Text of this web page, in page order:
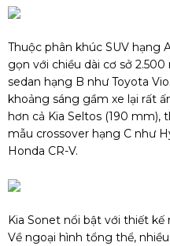
Thuộc phân khúc SUV hạng
gọn với chiều dài cơ sở
sedan hạng B như Toyota
khoảng sáng gầm xe lại rất
hơn cả Kia Seltos (190
mẫu crossover hạng C như
Honda CR-V.
Kia Sonet nổi bật với thiết kế
Về ngoại hình tổng thể,